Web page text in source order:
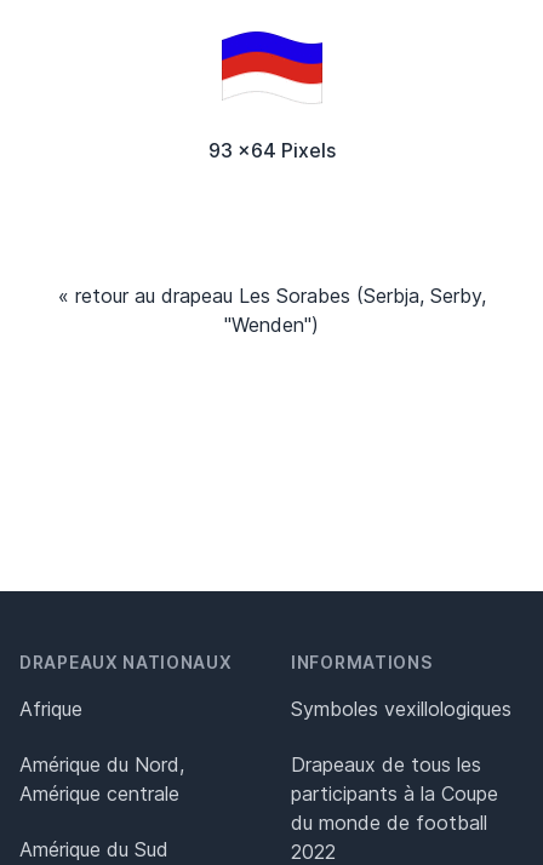
93 x64 Pixels
« retour au drapeau Les Sorabes (Serbja, Serby,
"Wenden")
DRAPEAUX NATIONAUX
Afrique
Amérique du Nord,
Amérique centrale
Amérique du Sud
INFORMATIONS
Symboles vexillologiques
Drapeaux de tous les
participants à la Coupe
du monde de football
2022